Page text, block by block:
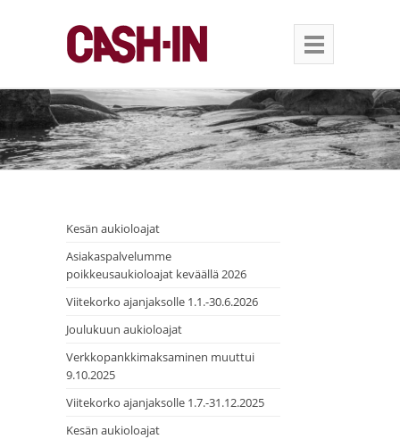
Kesän aukioloajat
Asiakaspalvelumme
poikkeusaukioloajat keväällä 2026
Viitekorko ajanjaksolle 1.1.-30.6.2026
Joulukuun aukioloajat
Verkkopankkimaksaminen muuttui
9.10.2025
Viitekorko ajanjaksolle 1.7.-31.12.2025
Kesän aukioloajat